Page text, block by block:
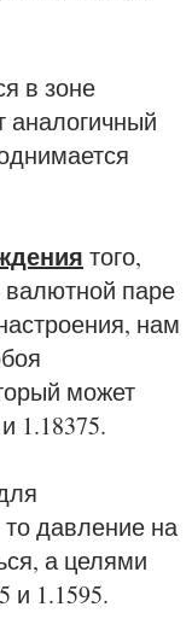
в зоне
аналогичный
того,
паре
нам
может
1.18375.
давление на
а целями
и 1.1595.